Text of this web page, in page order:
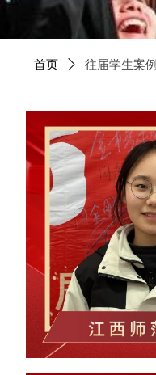
首页 ꄲ 往届学生案例